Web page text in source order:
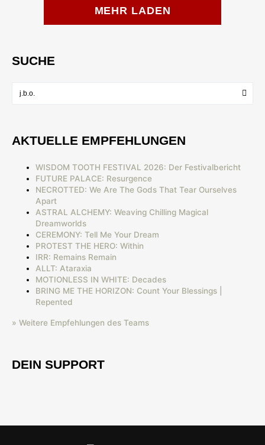
MEHR LADEN
SUCHE
AKTUELLE EMPFEHLUNGEN
WISDOM TOOTH FESTIVAL 2026: Der Festivalbericht
FUTURE PALACE: Resurgence
NECROTTED: We Are The Gods That Tear Ourselves
Apart
ASTRAL ALCHEMY: Weaving Chilling Magical
Dreamworlds
CEREMONY: Tell Me Your Dream
PROTEST THE HERO: Within
IRR: Remains Remain
ALLT: Ataraxia
MOTIONLESS IN WHITE: Decades
BRING ME THE HORIZON: Count Your Blessings |
Repented
» Weitere Empfehlungen des Teams
DEIN SUPPORT